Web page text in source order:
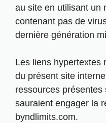
au site en utilisant un
contenant pas de
dernière génération
Les liens hypertextes
du présent site
ressources
sauraient engager la
byndlimits.com.